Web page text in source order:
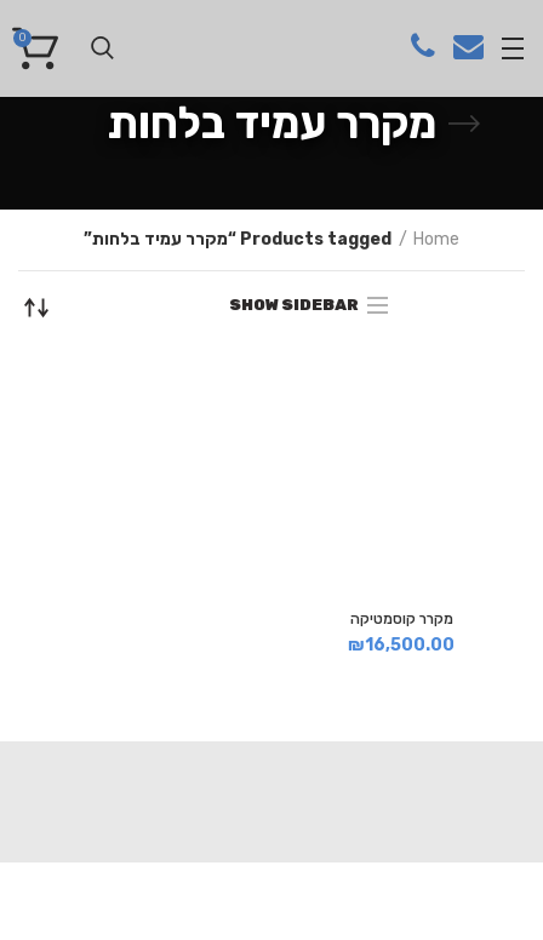
0
מקרר עמיד בלחות
Home Products tagged “מקרר עמיד בלחות”
SHOW SIDEBAR
מקרר קוסמטיקה
₪16,500.00